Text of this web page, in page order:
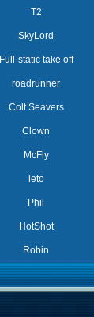
T2
SkyLord
Full-static take off
roadrunner
Colt Seavers
Clown
McFly
leto
Phil
HotShot
Robin